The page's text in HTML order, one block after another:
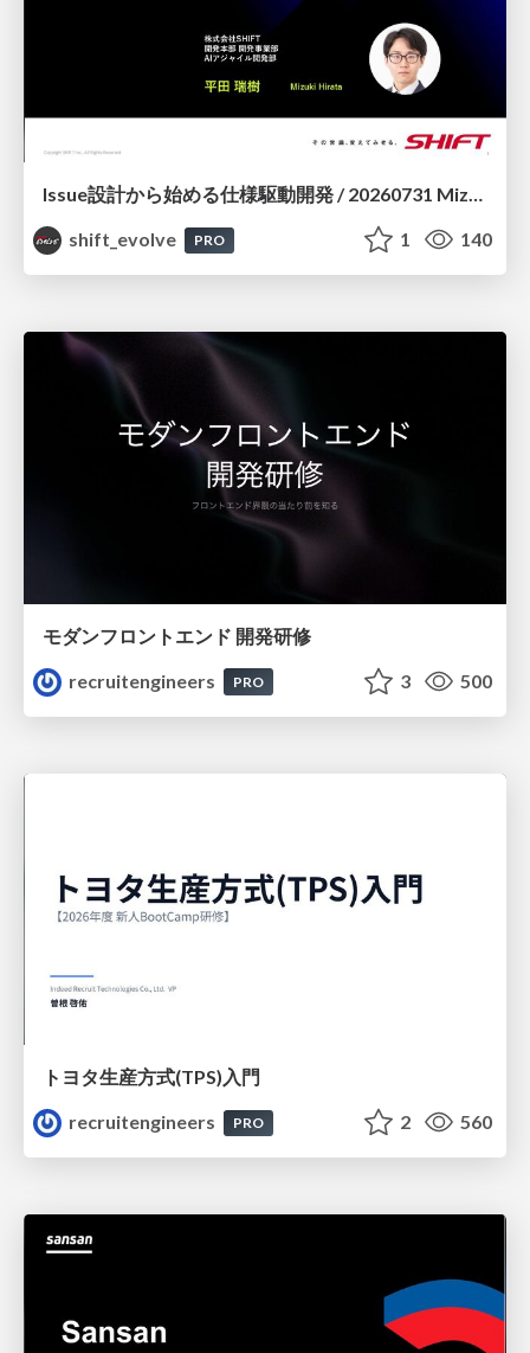
Issue設計から始める仕様駆動開発 / 20260731 Mizuki Hirata
shift_evolve
PRO 1 140
モダンフロントエンド 開発研修
recruitengineers
PRO 3 500
トヨタ⽣産⽅式(TPS)⼊⾨
recruitengineers
PRO 2 560